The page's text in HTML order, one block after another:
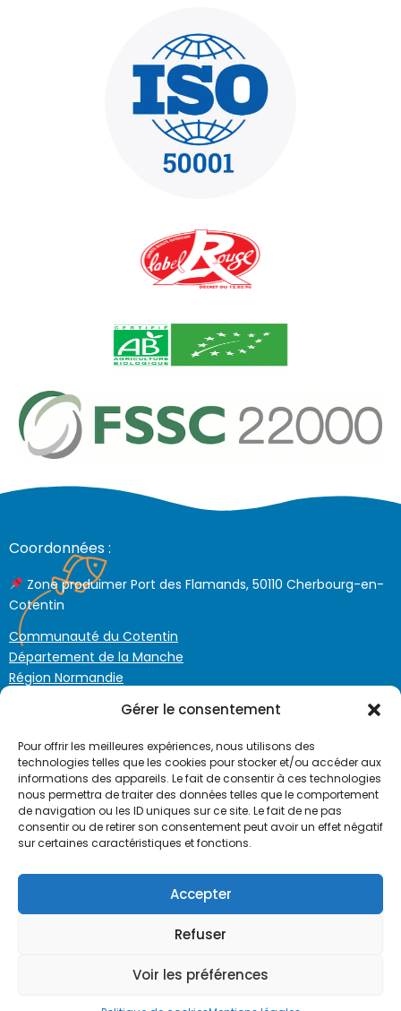
Gérer le consentement
Pour offrir les meilleures expériences, nous utilisons des
technologies telles que les cookies pour stocker et/ou accéder aux
informations des appareils. Le fait de consentir à ces technologies
nous permettra de traiter des données telles que le comportement
de navigation ou les ID uniques sur ce site. Le fait de ne pas
consentir ou de retirer son consentement peut avoir un effet négatif
sur certaines caractéristiques et fonctions.
Accepter
Refuser
Voir les préférences
Coordonnées :
Zone produimer Port des Flamands, 50110 Cherbourg-en-
Cotentin
Communauté du Cotentin
Département de la Manche
Région Normandie
02 33 43 98 69
Plan du site :
Nos métiers
Découvrez nos métiers et postulez à l'un d'eux !
La transformation des produits de la mer d'artisanat à industrialisation